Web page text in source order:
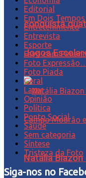
conquista
Jogos
Natália
Editorial
Em Dois Tempos
Entretenimento
Entrevista
Esporte
Favo com
Foto
Foto Piada
Geral
Lazer
Opinião
Política
Ponto Social
Saúde
Sem categoria
Síntese
Tristeza da Foto
Siga-nos no